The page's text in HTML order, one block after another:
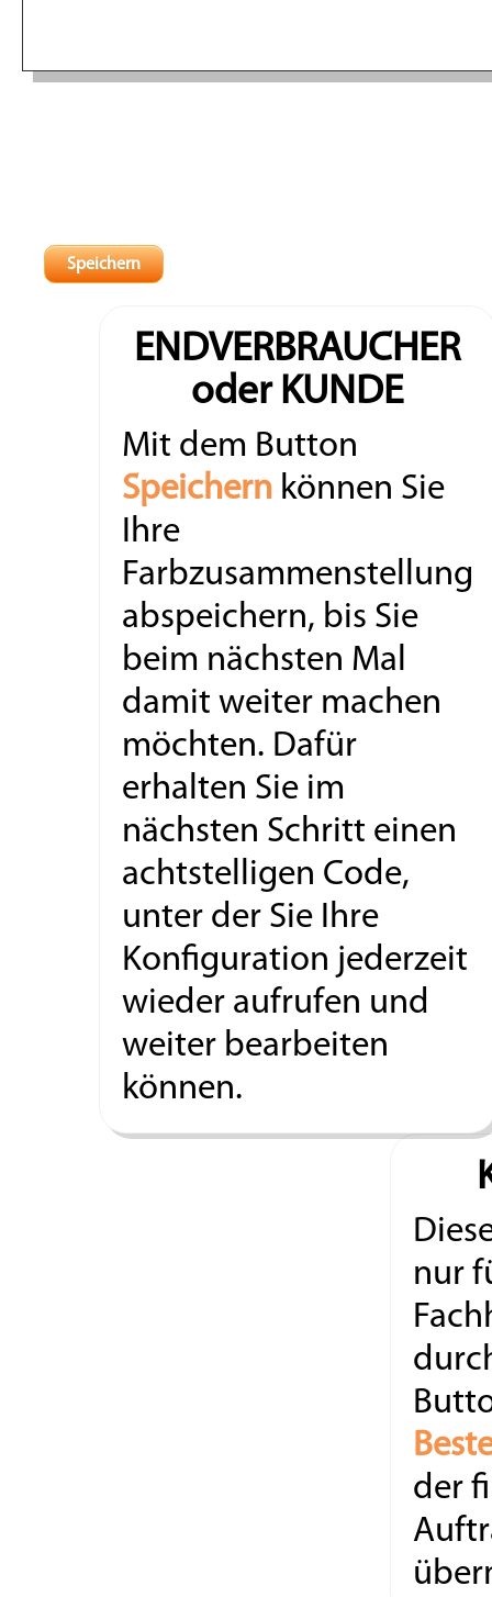
ENDVERBRAUCHER
oder KUNDE
Mit dem Button
Speichernkönnen Sie
Ihre
Farbzusammenstellung
abspeichern, bis Sie
beim nächsten Mal
damit weiter machen
möchten. Dafür
erhalten Sie im
nächsten Schritt einen
achtstelligen Code,
unter der Sie Ihre
Konfiguration jederzeit
wieder aufrufen und
weiter bearbeiten
können.
nur
der